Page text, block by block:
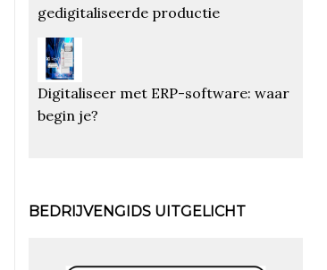
gedigitaliseerde productie
Digitaliseer met ERP-software: waar
begin je?
BEDRIJVENGIDS UITGELICHT